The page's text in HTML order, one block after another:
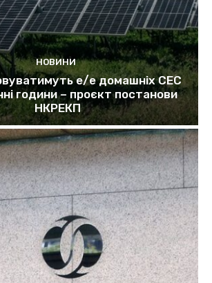
НОВИНИ
е/е домашніх СЕС
години – проєкт постанови
НКРЕКП